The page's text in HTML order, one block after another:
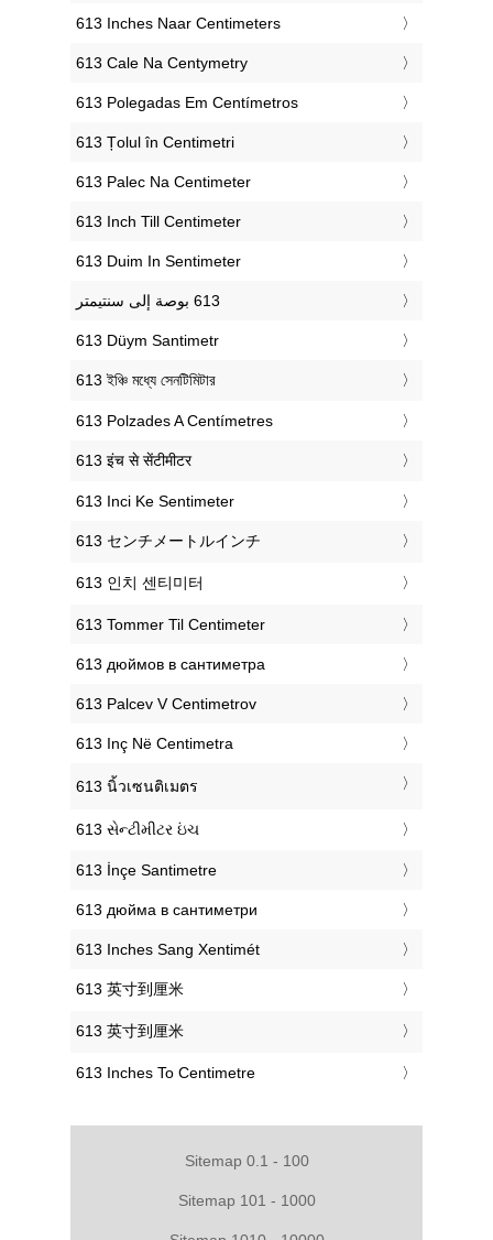
‎613 Inches Naar Centimeters
‎613 Cale Na Centymetry
‎613 Polegadas Em Centímetros
‎613 Țolul în Centimetri
‎613 Palec Na Centimeter
‎613 Inch Till Centimeter
‎613 Duim In Sentimeter
‎613 Düym Santimetr
‎613 ইঞ্চি মধ্যে সেনটিমিটার
‎613 Polzades A Centímetres
‎613 इंच से सेंटीमीटर
‎613 Inci Ke Sentimeter
‎613 センチメートルインチ
‎613 인치 센티미터
‎613 Tommer Til Centimeter
‎613 дюймов в сантиметра
‎613 Palcev V Centimetrov
‎613 Inç Në Centimetra
‎613 นิ้วเซนติเมตร
‎613 સેન્ટીમીટર ઇંચ
‎613 İnçe Santimetre
‎613 дюйма в сантиметри
‎613 Inches Sang Xentimét
‎613 英寸到厘米
‎613 英寸到厘米
‎613 Inches To Centimetre
Sitemap 0.1 - 100
Sitemap 101 - 1000